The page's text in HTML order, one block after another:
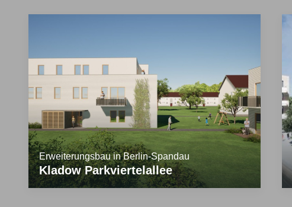
Erweiterungsbau in Berlin-Spandau
Kladow Parkviertelallee